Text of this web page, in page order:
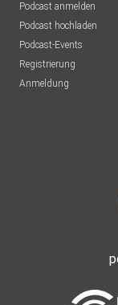
Podcast anmelden
Podcast hochladen
Podcast-Events
Registrierung
Anmeldung